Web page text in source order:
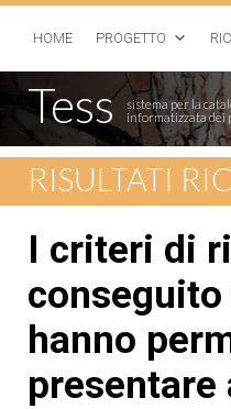
HOME PROGETTO
Tess
sistema per la
informatizzata dei
RISULTATI
I criteri di
hanno